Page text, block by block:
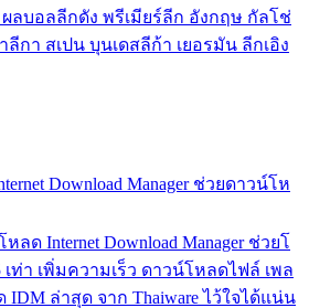
ลบอลลีกดัง พรีเมียร์ลีก อังกฤษ กัลโช่
ลีกา สเปน บุนเดสลีก้า เยอรมัน ลีกเอิง
Download Manager ช่วยดาวน์โห
ลด Internet Download Manager ช่วยโ
ท่า เพิ่มความเร็ว ดาวน์โหลดไฟล์ เพล
ล่าสุด จาก Thaiware ไว้ใจได้แน่น